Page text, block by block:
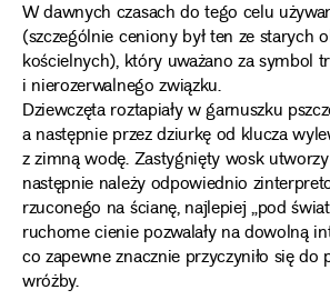
W dawnych czasach do tego celu
(szczególnie ceniony był ten ze starych
kościelnych), który uważano za symbol
i nierozerwalnego związku.
Dziewczęta roztapiały w garnuszku
a następnie przez dziurkę od klucza
z zimną wodę. Zastygnięty wosk
następnie należy odpowiednio
rzuconego na ścianę, najlepiej „pod
ruchome cienie pozwalały na dowolną
co zapewne znacznie przyczyniło się do
wróżby.